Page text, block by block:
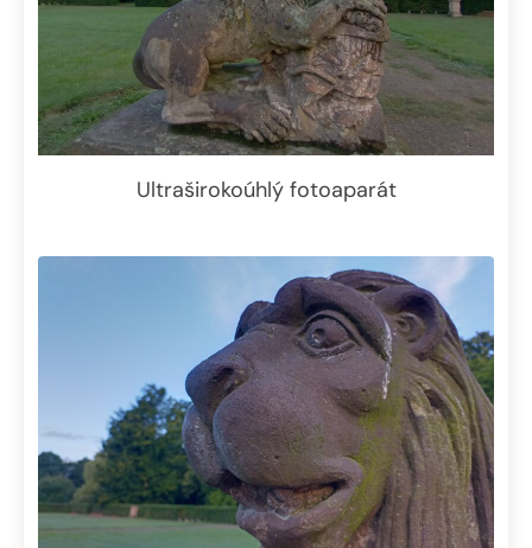
Ultraširokoúhlý fotoaparát